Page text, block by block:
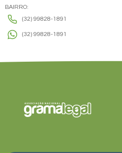
BAIRRO:
(32) 99828-1891
(32) 99828-1891